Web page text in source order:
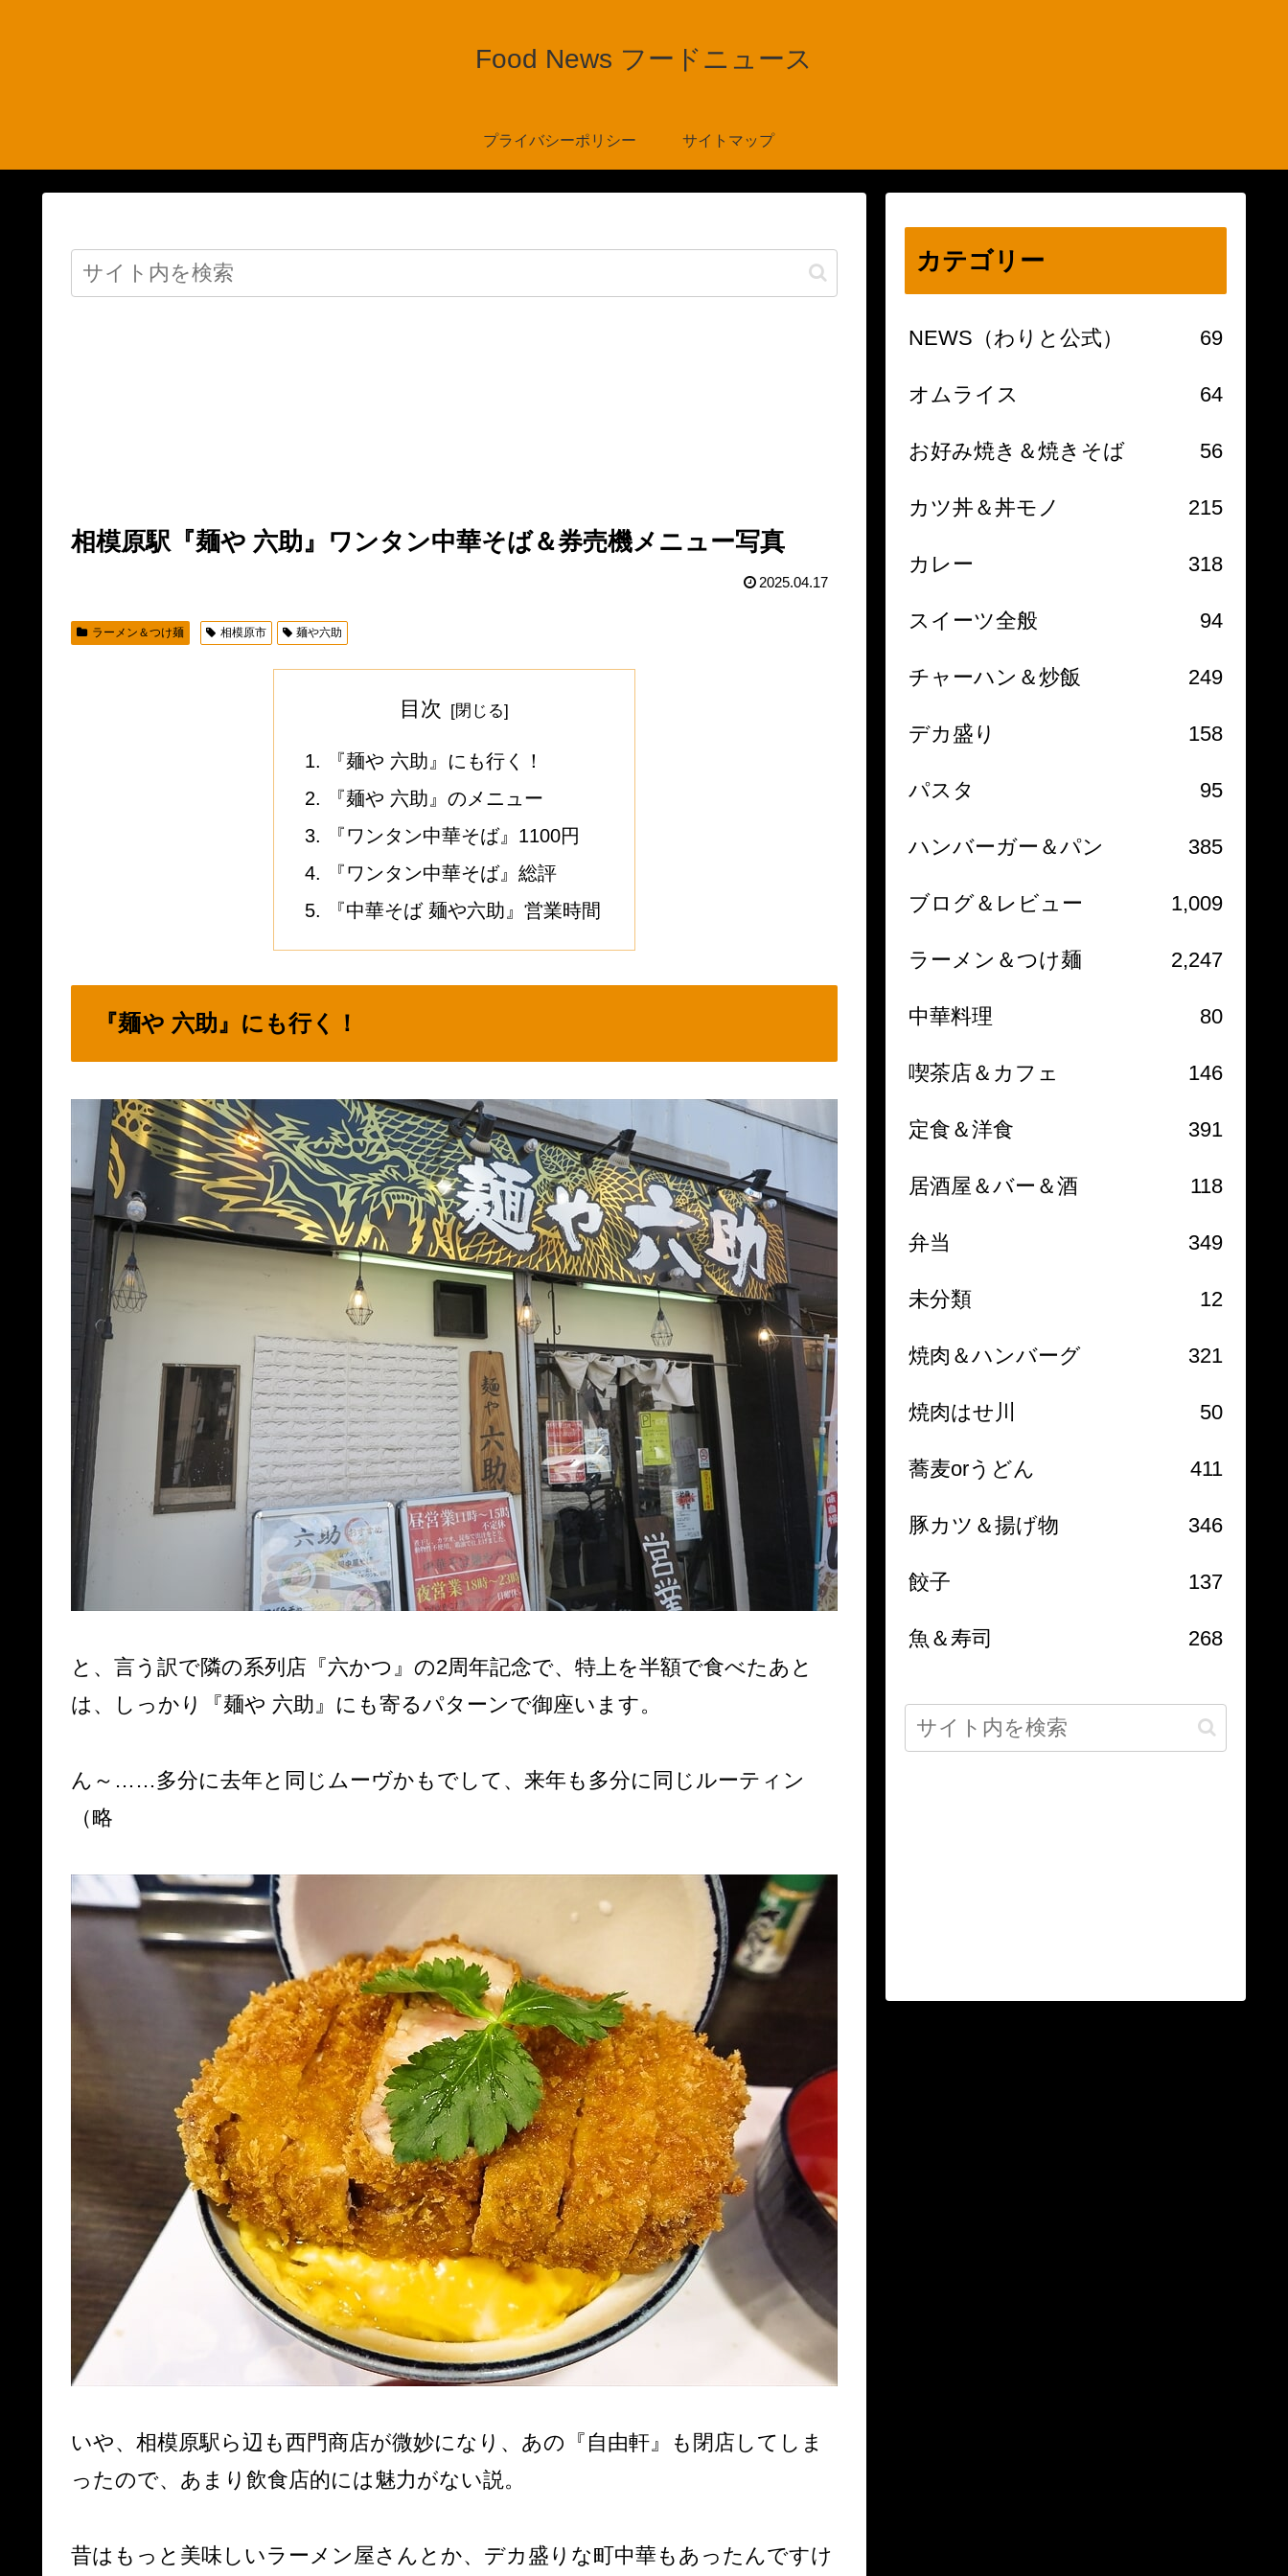
Food News フードニュース
プライバシーポリシー サイトマップ
相模原駅『麺や 六助』ワンタン中華そば＆券売機メニュー写真
2025.04.17
ラーメン＆つけ麺 相模原市 麺や六助
目次
『麺や 六助』にも行く！
『麺や 六助』のメニュー
『ワンタン中華そば』1100円
『ワンタン中華そば』総評
『中華そば 麺や六助』営業時間
『麺や 六助』にも行く！
と、言う訳で隣の系列店『六かつ』の2周年記念で、特上を半額で食べたあと
は、しっかり『麺や 六助』にも寄るパターンで御座います。
ん～……多分に去年と同じムーヴかもでして、来年も多分に同じルーティン
（略
いや、相模原駅ら辺も西門商店が微妙になり、あの『自由軒』も閉店してしま
ったので、あまり飲食店的には魅力がない説。
昔はもっと美味しいラーメン屋さんとか、デカ盛りな町中華もあったんですけ
カテゴリー
NEWS（わりと公式） 69
オムライス 64
お好み焼き＆焼きそば 56
カツ丼＆丼モノ 215
カレー 318
スイーツ全般 94
チャーハン＆炒飯 249
デカ盛り 158
パスタ 95
ハンバーガー＆パン 385
ブログ＆レビュー 1,009
ラーメン＆つけ麺 2,247
中華料理 80
喫茶店＆カフェ 146
定食＆洋食 391
居酒屋＆バー＆酒 118
弁当 349
未分類 12
焼肉＆ハンバーグ 321
焼肉はせ川 50
蕎麦orうどん 411
豚カツ＆揚げ物 346
餃子 137
魚＆寿司 268